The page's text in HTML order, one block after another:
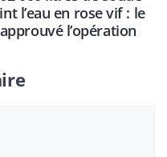
l’eau en rose vif : le
l’opération